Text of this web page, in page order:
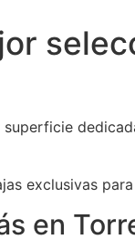
exclusivas
en